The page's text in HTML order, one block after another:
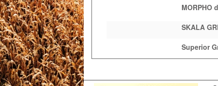
MORPHO
SKALA
Superior